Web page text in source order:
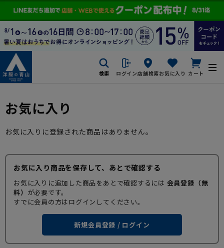
検索 ログイン店舗検索お気に入り カート
お気に入り
お気に入りに登録された商品はありません。
お気に入り商品を保存して、あとで確認する
お気に入りに追加した商品をあとで確認するには 会員登録（無
料） が必要です。
すでに会員の方はログインしてください。
新規会員登録 / ログイン